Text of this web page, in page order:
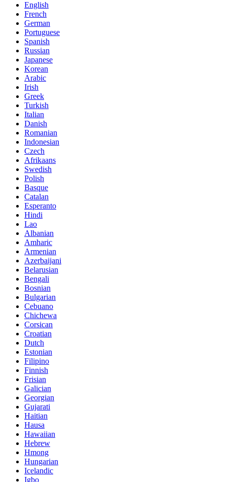
English
French
German
Portuguese
Spanish
Russian
Japanese
Korean
Arabic
Irish
Greek
Turkish
Italian
Danish
Romanian
Indonesian
Czech
Afrikaans
Swedish
Polish
Basque
Catalan
Esperanto
Hindi
Lao
Albanian
Amharic
Armenian
Azerbaijani
Belarusian
Bengali
Bosnian
Bulgarian
Cebuano
Chichewa
Corsican
Croatian
Dutch
Estonian
Filipino
Finnish
Frisian
Galician
Georgian
Gujarati
Haitian
Hausa
Hawaiian
Hebrew
Hmong
Hungarian
Icelandic
Igbo